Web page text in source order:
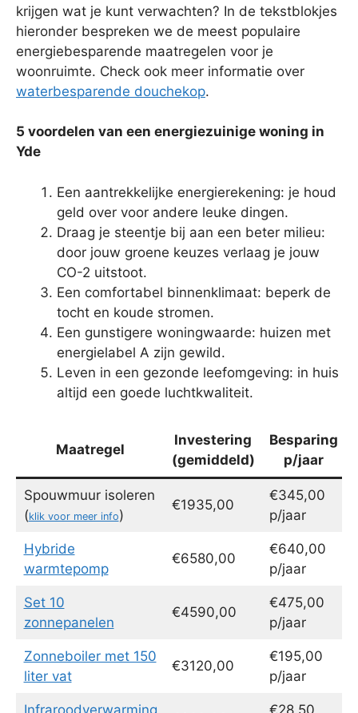
krijgen wat je kunt verwachten? In de tekstblokjes
hieronder bespreken we de meest populaire
energiebesparende maatregelen voor je
woonruimte. Check ook meer informatie over
waterbesparende douchekop.
5 voordelen van een energiezuinige woning in
Yde
Een aantrekkelijke energierekening: je houd
geld over voor andere leuke dingen.
Draag je steentje bij aan een beter milieu:
door jouw groene keuzes verlaag je jouw
CO-2 uitstoot.
Een comfortabel binnenklimaat: beperk de
tocht en koude stromen.
Een gunstigere woningwaarde: huizen met
energielabel A zijn gewild.
Leven in een gezonde leefomgeving: in huis
altijd een goede luchtkwaliteit.
Maatregel
Investering
(gemiddeld)
Besparing
p/jaar
Spouwmuur isoleren
(klik voor meer info)
€1935,00
€345,00
p/jaar
Hybride
warmtepomp
€6580,00
€640,00
p/jaar
Set 10
zonnepanelen
€4590,00
€475,00
p/jaar
Zonneboiler met 150
liter vat
€3120,00
€195,00
p/jaar